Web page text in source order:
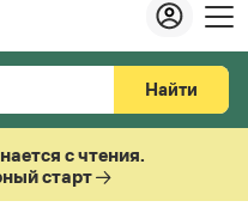
Найти